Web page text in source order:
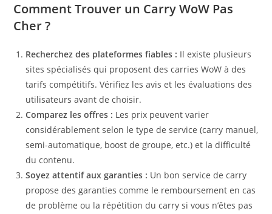
Comment Trouver un Carry WoW Pas
Cher ?
Recherchez des plateformes fiables : Il existe plusieurs
sites spécialisés qui proposent des carries WoW à des
tarifs compétitifs. Vérifiez les avis et les évaluations des
utilisateurs avant de choisir.
Comparez les offres : Les prix peuvent varier
considérablement selon le type de service (carry manuel,
semi-automatique, boost de groupe, etc.) et la difficulté
du contenu.
Soyez attentif aux garanties : Un bon service de carry
propose des garanties comme le remboursement en cas
de problème ou la répétition du carry si vous n’êtes pas